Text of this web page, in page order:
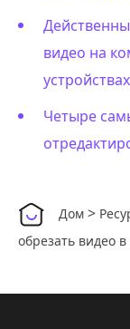
видео на
устройствах
Четыре
Дом >
обрезать видео